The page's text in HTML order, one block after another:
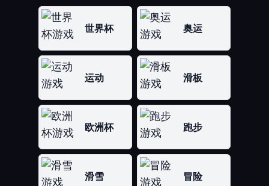
世界杯 奥运
运动 滑板
欧洲杯 跑步
滑雪 冒险